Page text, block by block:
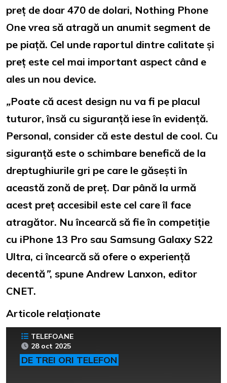
preț de doar 470 de dolari, Nothing Phone
One vrea să atragă un anumit segment de
pe piață. Cel unde raportul dintre calitate și
preț este cel mai important aspect când e
ales un nou device.
„Poate că acest design nu va fi pe placul
tuturor, însă cu siguranță iese în evidență.
Personal, consider că este destul de cool. Cu
siguranță este o schimbare benefică de la
dreptughiurile gri pe care le găsești în
această zonă de preț. Dar până la urmă
acest preț accesibil este cel care îl face
atragător. Nu încearcă să fie în competiție
cu iPhone 13 Pro sau Samsung Galaxy S22
Ultra, ci încearcă să ofere o experiență
decentă”, spune Andrew Lanxon, editor
CNET.
Articole relaționate
TELEFOANE
28 oct 2025
DE TREI ORI TELEFON